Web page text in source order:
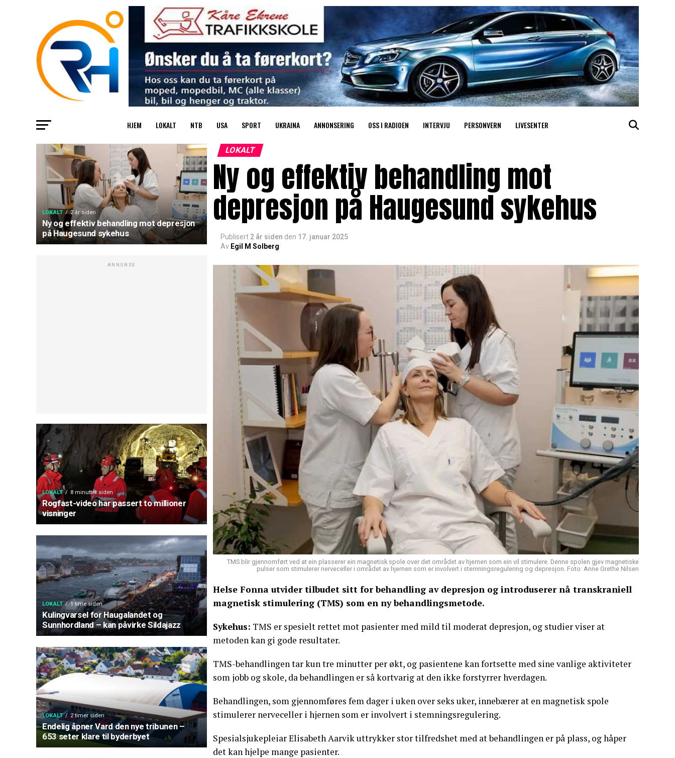
HJEM LOKALT NTB USA SPORT UKRAINA ANNONSERING OSS I RADIOEN INTERVJU PERSONVERN LIVESENTER
LOKALT 2 år siden
Ny og effektiv behandling mot depresjon
på Haugesund sykehus
ANNONSE
LOKALT 8 minutter siden
Rogfast-video har passert to millioner
visninger
LOKALT 1 time siden
Kulingvarsel for Haugalandet og
Sunnhordland – kan påvirke Sildajazz
LOKALT 2 timer siden
Endelig åpner Vard den nye tribunen –
653 seter klare til byderbyet
LOKALT
Ny og effektiv behandling mot
depresjon på Haugesund sykehus
Publisert 2 år siden den 17. januar 2025
Av Egil M Solberg
TMS blir gjennomført ved at ein plasserer ein magnetisk spole over det området av hjernen som ein vil stimulere. Denne spolen gjev magnetiske
pulser som stimulerer nerveceller i området av hjernen som er involvert i stemningsregulering og depresjon. Foto: Anne Grethe Nilsen
Helse Fonna utvider tilbudet sitt for behandling av depresjon og introduserer nå transkraniell
magnetisk stimulering (TMS) som en ny behandlingsmetode.
Sykehus: TMS er spesielt rettet mot pasienter med mild til moderat depresjon, og studier viser at
metoden kan gi gode resultater.
TMS-behandlingen tar kun tre minutter per økt, og pasientene kan fortsette med sine vanlige aktiviteter
som jobb og skole, da behandlingen er så kortvarig at den ikke forstyrrer hverdagen.
Behandlingen, som gjennomføres fem dager i uken over seks uker, innebærer at en magnetisk spole
stimulerer nerveceller i hjernen som er involvert i stemningsregulering.
Spesialsjukepleiar Elisabeth Aarvik uttrykker stor tilfredshet med at behandlingen er på plass, og håper
det kan hjelpe mange pasienter.